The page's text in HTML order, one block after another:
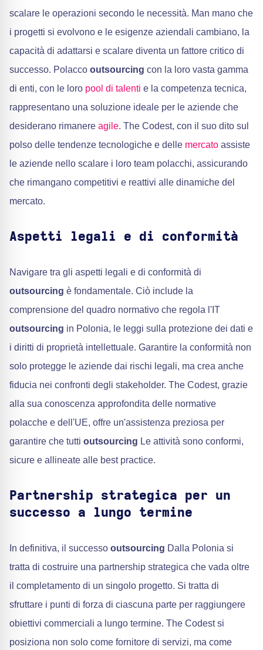
scalare le operazioni secondo le necessità. Man mano che
i progetti si evolvono e le esigenze aziendali cambiano, la
capacità di adattarsi e scalare diventa un fattore critico di
successo. Polacco outsourcing con la loro vasta gamma
di enti, con le loro pool di talenti e la competenza tecnica,
rappresentano una soluzione ideale per le aziende che
desiderano rimanere agile. The Codest, con il suo dito sul
polso delle tendenze tecnologiche e delle mercato assiste
le aziende nello scalare i loro team polacchi, assicurando
che rimangano competitivi e reattivi alle dinamiche del
mercato.
Aspetti legali e di conformità
Navigare tra gli aspetti legali e di conformità di
outsourcing è fondamentale. Ciò include la
comprensione del quadro normativo che regola l'IT
outsourcing in Polonia, le leggi sulla protezione dei dati e
i diritti di proprietà intellettuale. Garantire la conformità non
solo protegge le aziende dai rischi legali, ma crea anche
fiducia nei confronti degli stakeholder. The Codest, grazie
alla sua conoscenza approfondita delle normative
polacche e dell'UE, offre un'assistenza preziosa per
garantire che tutti outsourcing Le attività sono conformi,
sicure e allineate alle best practice.
Partnership strategica per un
successo a lungo termine
In definitiva, il successo outsourcing Dalla Polonia si
tratta di costruire una partnership strategica che vada oltre
il completamento di un singolo progetto. Si tratta di
sfruttare i punti di forza di ciascuna parte per raggiungere
obiettivi commerciali a lungo termine. The Codest si
posiziona non solo come fornitore di servizi, ma come